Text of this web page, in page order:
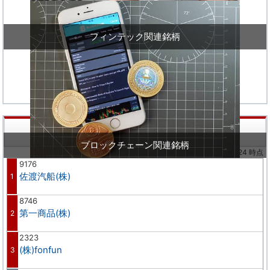
フィンテック関連銘柄
ブロックチェーン関連銘柄
株価値上り率ランキング
※02/24 時点
1
9176
佐渡汽船(株)
2
8746
第一商品(株)
3
2323
(株)fonfun